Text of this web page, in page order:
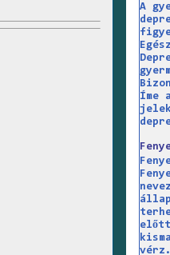
A
Íme
előtt